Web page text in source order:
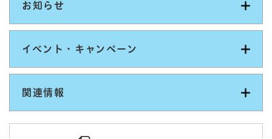
お知らせ
イベント・キャンペーン
関連情報